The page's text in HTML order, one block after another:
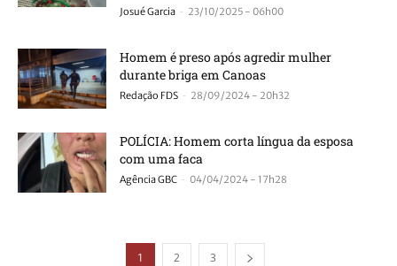
Josué Garcia - 23/10/2025 - 06h00
Homem é preso após agredir mulher
durante briga em Canoas
Redação FDS - 28/09/2024 - 20h32
POLÍCIA: Homem corta língua da esposa
com uma faca
Agência GBC - 04/04/2024 - 17h28
1 2 3